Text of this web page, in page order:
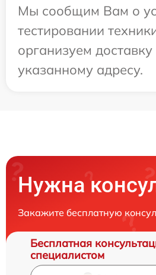
Мы сообщим Вам о
тестировании
организуем доставку
указанному адресу.
Нужна
Закажите бесплатную
Бесплатная
специалистом